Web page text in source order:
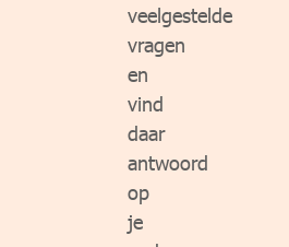
veelgestelde
vragen
en
vind
daar
antwoord
op
je